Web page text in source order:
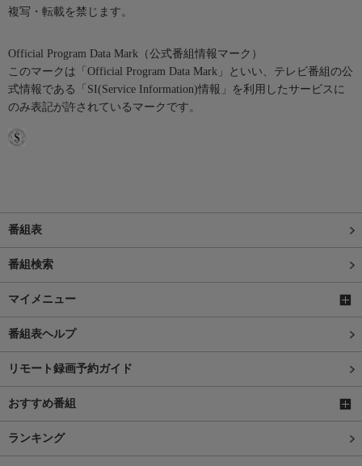
複写・転載を禁じます。
Official Program Data Mark（公式番組情報マーク）
このマークは「Official Program Data Mark」といい、テレビ番組の公
式情報である「SI(Service Information)情報」を利用したサービスに
のみ表記が許されているマークです。
番組表
番組検索
マイメニュー
番組表ヘルプ
リモート録画予約ガイド
おすすめ番組
ランキング